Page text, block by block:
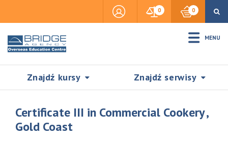
0 0
MENU
Znajdź kursy Znajdź serwisy
Certificate III in Commercial Cookery ,
Gold Coast